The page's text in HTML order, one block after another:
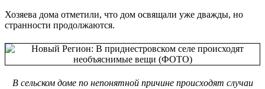
Хозяева дома отметили, что дом освящали уже дважды, но
странности продолжаются.
В сельском доме по непонятной причине происходят случаи